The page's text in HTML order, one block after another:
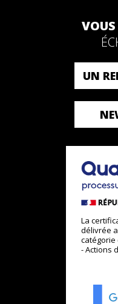
UN
La
délivrée
catégorie
- Actions